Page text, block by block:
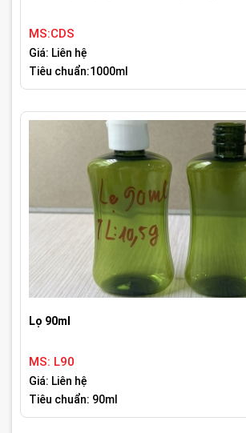
MS:CDS
Giá: Liên hệ
Tiêu chuẩn:1000ml
Lọ 90ml
MS: L90
Giá: Liên hệ
Tiêu chuẩn: 90ml